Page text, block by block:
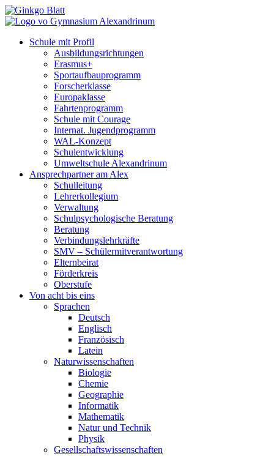
Schule mit Profil
Ausbildungsrichtungen
Erasmus+
Sportaufbauprogramm
Forscherklasse
Europaklasse
Fahrtenprogramm
Schule mit Courage
Internat. Jugendprogramm
WAL-Konzept
Schulentwicklung
Umweltschule Alexandrinum
Ansprechpartner am Alex
Schulleitung
Lehrerkollegium
Verwaltung
Schulpsychologische Beratung
Beratung
Verbindungslehrkräfte
SMV – Schülermitverantwortung
Elternbeirat
Förderkreis
Oberstufe
Von acht bis eins
Sprachen
Deutsch
Englisch
Französisch
Latein
Naturwissenschaften
Biologie
Chemie
Geographie
Informatik
Mathematik
Natur und Technik
Physik
Gesellschaftswissenschaften